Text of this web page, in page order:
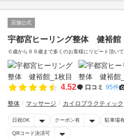
店舗公式
宇都宮ヒーリング整体 健裕館
０歳から９９歳まで多くのお客様にリピート頂いて
4.52 口コミ 95件
整体 マッサージ カイロプラクティック
日祝OK クーポン有 駐車場
QRコード決済可